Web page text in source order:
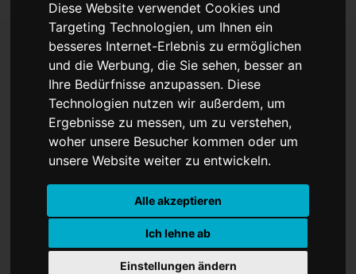
Diese Website verwendet Cookies und
Targeting Technologien, um Ihnen ein
besseres Internet-Erlebnis zu ermöglichen
und die Werbung, die Sie sehen, besser an
Ihre Bedürfnisse anzupassen. Diese
Technologien nutzen wir außerdem, um
Ergebnisse zu messen, um zu verstehen,
woher unsere Besucher kommen oder um
unsere Website weiter zu entwickeln.
Alle akzeptieren
Ich lehne ab
Einstellungen ändern
ADAC warnt vor
zahlreichen Staus am
Wochenende